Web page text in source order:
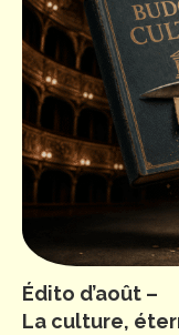
Édito d’août –
La culture,